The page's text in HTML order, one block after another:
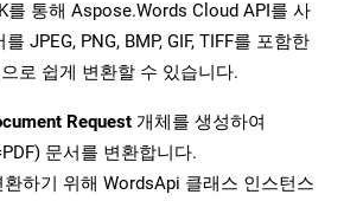
를 통해 Aspose.Words Cloud API를 사
JPEG, PNG, BMP, GIF, TIFF를 포함한
로 쉽게 변환할 수 있습니다.
Request 개체를 생성하여
문서를 변환합니다.
환하기 위해 WordsApi 클래스 인스턴스